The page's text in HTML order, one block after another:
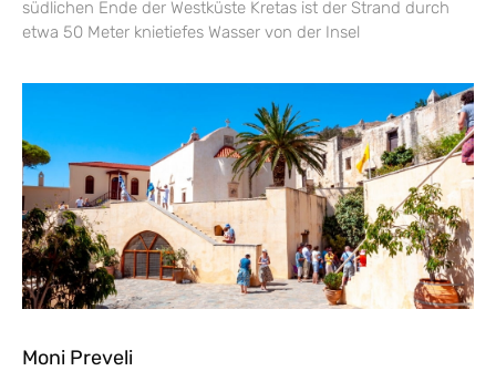
südlichen Ende der Westküste Kretas ist der Strand durch
etwa 50 Meter knietiefes Wasser von der Insel
Moni Preveli